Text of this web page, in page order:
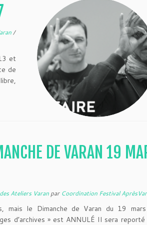
/
et
de
DE VARAN 19
Ateliers Varan par Coordination Festival
mais le Dimanche de Varan du 19
d’archives » est ANNULÉ Il sera reporté